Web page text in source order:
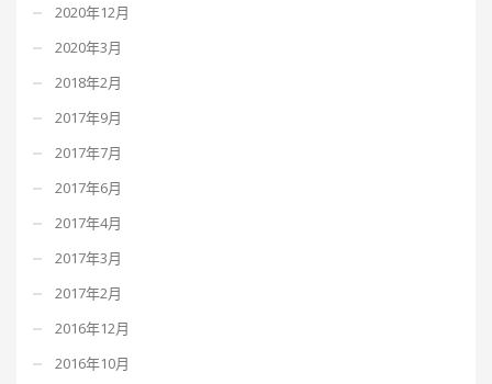
2020年12月
2020年3月
2018年2月
2017年9月
2017年7月
2017年6月
2017年4月
2017年3月
2017年2月
2016年12月
2016年10月